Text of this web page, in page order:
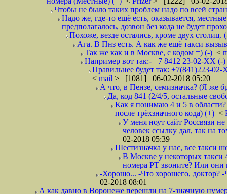
Чтобы не было таких проблем надо по всей
Надо же, где-то ещё есть, оказывается,
предполагалось, дозвон без кода не будет
Похоже, везде остались, кроме двух
Ага. В Пнз есть. А как же ещё такси
Так же как и в Москве, с кодом =) (-) <
Например вот так:- +7 8412 23-02-ХХ (-
Правильнее будет так: +7(841)223-
< mail > [1081] 06-02-2018 05:20
А что, в Пензе, семизначка? (Я же
Да, код 841 (2/4/5, остальные
Как я понимаю 4 и 5 в
после трёхзначного кода) (+) <
У меня ноут сайт Россвязи
человек ссылку дал, так на
02-2018 05:39
Шестизначка у нас, все такси
В Москве у некоторых такси
номера РТ звоните? Или они
-Хорошо... -Что хорошего, доктор?
02-2018 08:01
А как давно в Воронеже перешли на 7-значную